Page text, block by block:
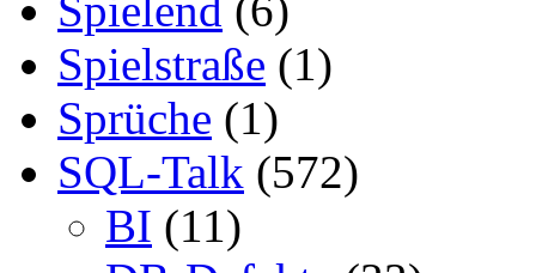
Spielstraße (1)
Sprüche (1)
SQL-Talk (572)
BI (11)